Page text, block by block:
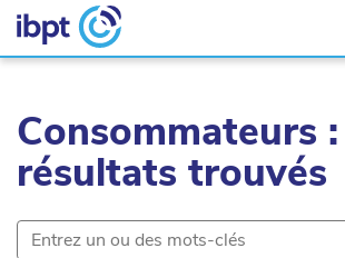
Consommateurs
résultats trouvés